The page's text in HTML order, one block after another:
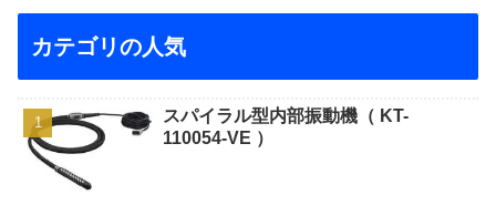
カテゴリの人気
スパイラル型内部振動機（ KT-
110054-VE ）